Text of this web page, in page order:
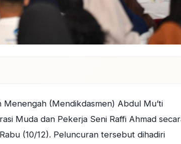
(Mendikdasmen) Abdul Mu’ti
Muda dan Pekerja Seni Raffi Ahmad
(10/12). Peluncuran tersebut dihadiri